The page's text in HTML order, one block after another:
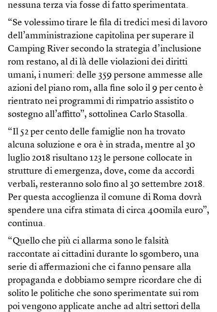
nessuna terza via fosse di fatto sperimentata.
“Se volessimo tirare le fila di tredici mesi di lavoro
dell’amministrazione capitolina per superare il
Camping River secondo la strategia d’inclusione
rom restano, al di là delle violazioni dei diritti
umani, i numeri: delle 359 persone ammesse alle
azioni del piano rom, alla fine solo il 9 per cento è
rientrato nei programmi di rimpatrio assistito o
sostegno all’affitto”, sottolinea Carlo Stasolla.
“Il 52 per cento delle famiglie non ha trovato
alcuna soluzione e ora è in strada, mentre al 30
luglio 2018 risultano 123 le persone collocate in
strutture di emergenza, dove, come da accordi
verbali, resteranno solo fino al 30 settembre 2018.
Per questa accoglienza il comune di Roma dovrà
spendere una cifra stimata di circa 400mila euro”,
continua.
“Quello che più ci allarma sono le falsità
raccontate ai cittadini durante lo sgombero, una
serie di affermazioni che ci fanno pensare alla
propaganda e dobbiamo sempre ricordare che di
solito le politiche che sono sperimentate sui rom
poi vengono applicate anche ad altri settori della